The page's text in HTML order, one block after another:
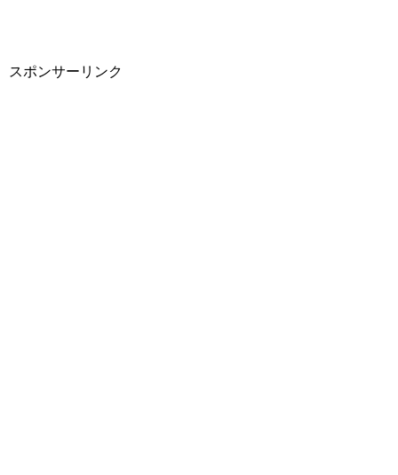
スポンサーリンク